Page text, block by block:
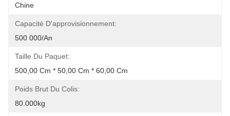
Chine
Capacité D'approvisionnement:
500 000/an
Taille Du Paquet:
500,00 Cm * 50,00 Cm * 60,00 Cm
Poids Brut Du Colis:
80.000kg